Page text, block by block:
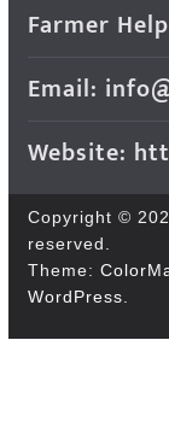
Farmer
Email:
Website:
Copyright ©
reserved.
Theme:
WordPress.